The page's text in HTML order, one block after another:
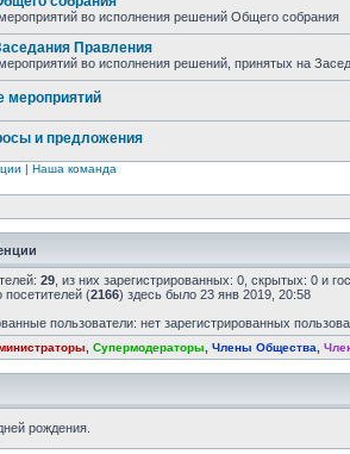
во исполнения решений Общего собрания
Правления
во исполнения решений, принятых на
мероприятий
и предложения
| Наша команда
29 , из них зарегистрированных: 0, скрытых: 0 и
посетителей (2166) здесь было 23 янв 2019, 20:58
пользователи: нет зарегистрированных
Супермодераторы Члены Общества
рождения.